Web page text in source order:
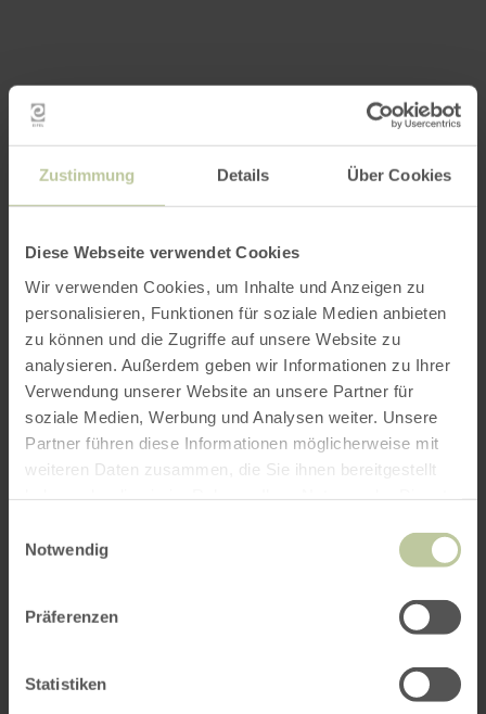
Zustimmung Details Über Cookies
Diese Webseite verwendet Cookies
Wir verwenden Cookies, um Inhalte und Anzeigen zu
personalisieren, Funktionen für soziale Medien anbieten
zu können und die Zugriffe auf unsere Website zu
analysieren. Außerdem geben wir Informationen zu Ihrer
Verwendung unserer Website an unsere Partner für
soziale Medien, Werbung und Analysen weiter. Unsere
Partner führen diese Informationen möglicherweise mit
weiteren Daten zusammen, die Sie ihnen bereitgestellt
Notwendig
Präferenzen
Statistiken